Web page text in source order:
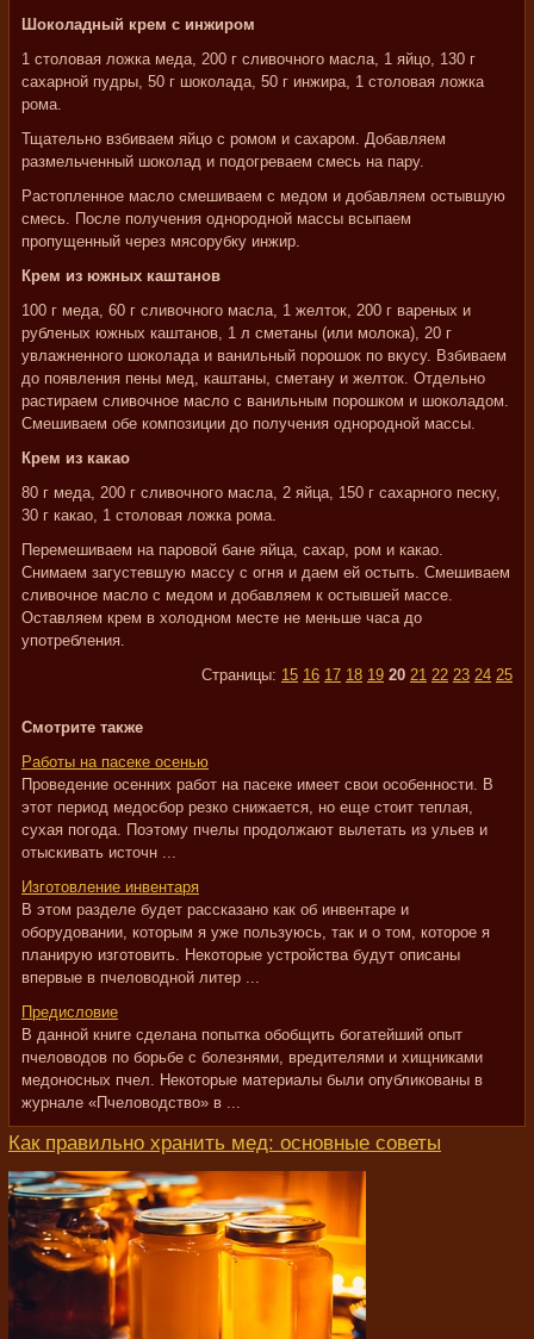
Шоколадный крем с инжиром
1 столовая ложка меда, 200 г сливочного масла, 1 яйцо, 130 г
сахарной пудры, 50 г шоколада, 50 г инжира, 1 столовая ложка
рома.
Тщательно взбиваем яйцо с ромом и сахаром. Добавляем
размельченный шоколад и подогреваем смесь на пару.
Растопленное масло смешиваем с медом и добавляем остывшую
смесь. После получения однородной массы всыпаем
пропущенный через мясорубку инжир.
Крем из южных каштанов
100 г меда, 60 г сливочного масла, 1 желток, 200 г вареных и
рубленых южных каштанов, 1 л сметаны (или молока), 20 г
увлажненного шоколада и ванильный порошок по вкусу. Взбиваем
до появления пены мед, каштаны, сметану и желток. Отдельно
растираем сливочное масло с ванильным порошком и шоколадом.
Смешиваем обе композиции до получения однородной массы.
Крем из какао
80 г меда, 200 г сливочного масла, 2 яйца, 150 г сахарного песку,
30 г какао, 1 столовая ложка рома.
Перемешиваем на паровой бане яйца, сахар, ром и какао.
Снимаем загустевшую массу с огня и даем ей остыть. Смешиваем
сливочное масло с медом и добавляем к остывшей массе.
Оставляем крем в холодном месте не меньше часа до
употребления.
Страницы: 15 16 17 18 19 20 21 22 23 24 25
Смотрите также
Работы на пасеке осенью
Проведение осенних работ на пасеке имеет свои особенности. В
этот период медосбор резко снижается, но еще стоит теплая,
сухая погода. Поэтому пчелы продолжают вылетать из ульев и
отыскивать источн ...
Изготовление инвентаря
В этом разделе будет рассказано как об инвентаре и
оборудовании, которым я уже пользуюсь, так и о том, которое я
планирую изготовить. Некоторые устройства будут описаны
впервые в пчеловодной литер ...
Предисловие
В данной книге сделана попытка обобщить богатейший опыт
пчеловодов по борьбе с болезнями, вредителями и хищниками
медоносных пчел. Некоторые материалы были опубликованы в
журнале «Пчеловодство» в ...
Как правильно хранить мед: основные советы